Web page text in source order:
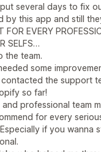
several days to fix
by this app and still
EVERY
SELFS…
the team.
some
the support
so far!
professional team
for every
if you wanna